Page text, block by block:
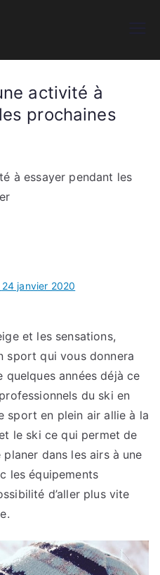
activité à
prochaines
à essayer pendant les
24 janvier 2020
et les sensations,
sport qui vous donnera
années déjà ce
du ski en
sport en plein air allie à la
le ski ce qui permet de
dans les airs à une
les équipements
d’aller plus vite